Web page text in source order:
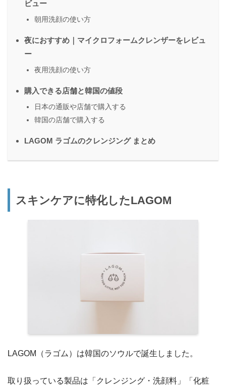
ビュー
朝用洗顔の使い方
夜におすすめ｜マイクロフォームクレンザーをレビュ
ー
夜用洗顔の使い方
購入できる店舗と韓国の値段
日本の通販や店舗で購入する
韓国の店舗で購入する
LAGOM ラゴムのクレンジング まとめ
スキンケアに特化したLAGOM
LAGOM（ラゴム）は韓国のソウルで誕生しました。
取り扱っている製品は「クレンジング・洗顔料」「化粧